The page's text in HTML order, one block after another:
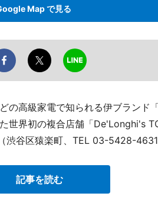
Map で見る
の高級家電で知られる伊ブランド
世界初の複合店舗「De'Longhi's
渋谷区猿楽町、TEL 03-5428-4631
記事を読む